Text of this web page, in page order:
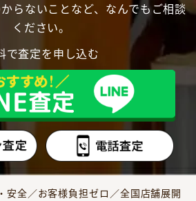
らないことなど、なんでもご相談
ください。
で査定を申し込む
安全／お客様負担ゼロ／全国店舗展開